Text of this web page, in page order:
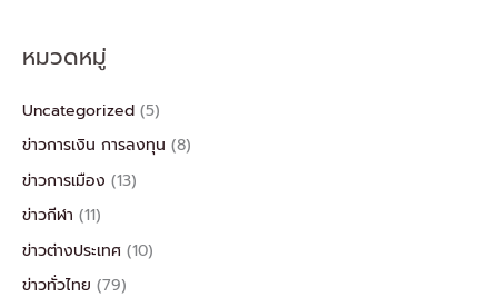
หมวดหมู่
Uncategorized (5)
ข่าวการเงิน การลงทุน (8)
ข่าวการเมือง (13)
ข่าวกีฬา (11)
ข่าวต่างประเทศ (10)
ข่าวทั่วไทย (79)